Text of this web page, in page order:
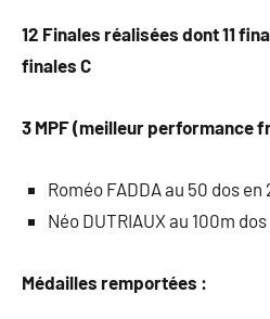
12 Finales réalisées dont 11
finales C
3 MPF (meilleur performance
Roméo FADDA au 50 dos en
Néo DUTRIAUX au 100m dos
Médailles remportées :